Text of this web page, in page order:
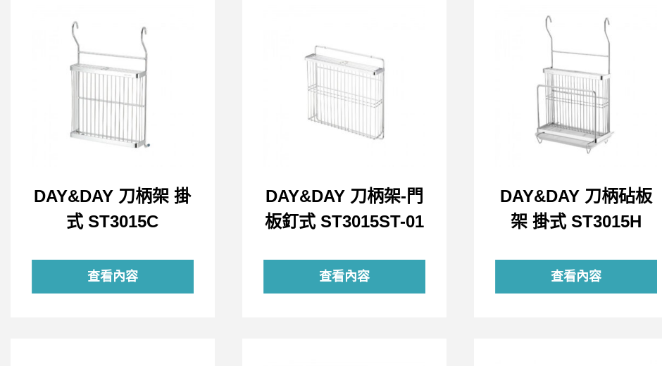
DAY&DAY 刀柄架 掛
式 ST3015C
查看內容
DAY&DAY 刀柄架-門
板釘式 ST3015ST-01
查看內容
DAY&DAY 刀柄砧板
架 掛式 ST3015H
查看內容